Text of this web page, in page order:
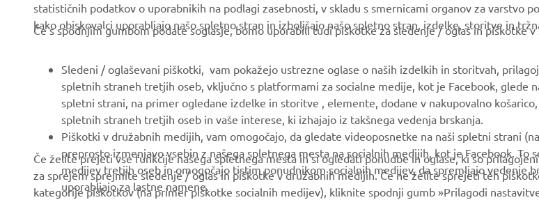
Delo pri Yamahi
Pravilnik o spoštovanju
človekovih pravic
Osnovni pravilnik o
trajnostnosti
Kanal za prijavo
nepravilnosti
Robotics
Tehničke informacije za
novisne trgovce
Yamalube Safety Data
Sheets
statističnih podatkov o uporabnikih na podlagi zasebnosti, v skladu s smernicami organov za varstvo
kako obiskovalci uporabljajo našo spletno stran in izboljšajo našo spletno stran, izdelke, storitve in
Če s spodnjim gumbom podate soglasje, bomo uporabili tudi piškotke za sledenje / oglas in piškotke
Sledeni / oglaševani piškotki, vam pokažejo ustrezne oglase o naših izdelkih in storitvah,
spletnih straneh tretjih oseb, vključno s platformami za socialne medije, kot je Facebook, glede
spletni strani, na primer ogledane izdelke in storitve , elemente, dodane v nakupovalno
spletnih straneh tretjih oseb in vaše interese, ki izhajajo iz takšnega vedenja brskanja.
Piškotki v družabnih medijih, vam omogočajo, da gledate videoposnetke na naši spletni strani
preprosto izmenjavo vsebin z našega spletnega mesta na socialnih medijih, kot je Facebook. To
medijev tretjih oseb in omogočajo tistim ponudnikom socialnih medijev, da spremljajo vedenje
uporabljajo za lastne namene.
Če želite prejeti vse funkcije našega spletnega mesta in si ogledati ponudbe in oglase, ki so
za sprejem sprejmite sledenje / oglas in piškotke v družabnih medijih. Če ne želite sprejeti teh
kategorije piškotkov (na primer piškotke socialnih medijev), kliknite spodnji gumb »Prilagodi